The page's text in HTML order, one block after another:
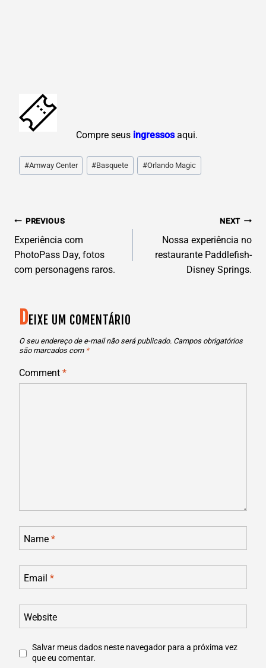
Compre seus ingressosaqui.
Post
Tags:
#Amway Center #Basquete #Orlando Magic
NAVEGAÇÃO
DE
POST
PREVIOUS
Experiência com
PhotoPass Day, fotos
com personagens raros.
NEXT
Nossa experiência no
restaurante Paddlefish-
Disney Springs.
DEIXE UM COMENTÁRIO
O seu endereço de e-mail não será publicado. Campos obrigatórios
são marcados com *
Comment *
Name *
Email *
Website
Salvar meus dados neste navegador para a próxima vez
que eu comentar.